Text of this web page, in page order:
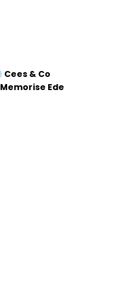
Cees & Co
Memorise Ede